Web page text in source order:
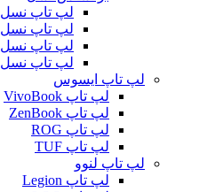
لپ تاپ نسل 11
لپ تاپ نسل 12
لپ تاپ نسل 13
لپ تاپ نسل 14
لپ تاپ ایسوس
لپ تاپ VivoBook
لپ تاپ ZenBook
لپ تاپ ROG
لپ تاپ TUF
لپ تاپ لنوو
لپ تاپ Legion